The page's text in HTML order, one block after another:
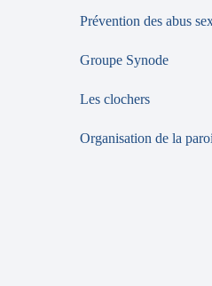
Prévention des abus
Groupe Synode
Les clochers
Organisation de la